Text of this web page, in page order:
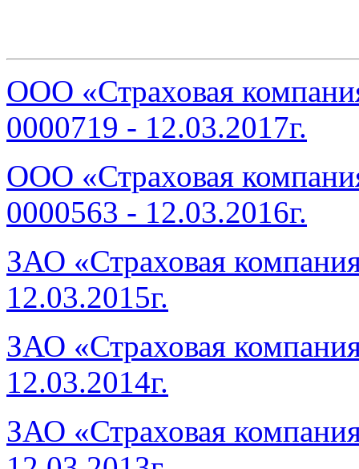
ООО «Страховая
0000719 - 12.03.2017г.
ООО «Страховая
0000563 - 12.03.2016г.
ЗАО «Страховая
12.03.2015г.
ЗАО «Страховая
12.03.2014г.
ЗАО «Страховая